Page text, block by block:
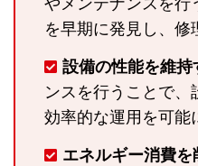
やメンテナンスを行
を早期に発見し、修
設備の性能を維持
ンスを行うことで、
効率的な運用を可能
エネルギー消費を